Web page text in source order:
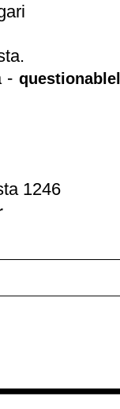
-
1246